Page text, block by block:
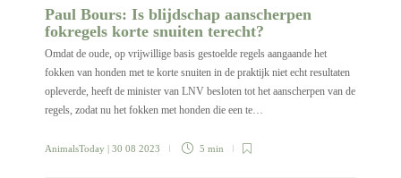
Paul Bours: Is blijdschap aanscherpen
fokregels korte snuiten terecht?
Omdat de oude, op vrijwillige basis gestoelde regels aangaande het
fokken van honden met te korte snuiten in de praktijk niet echt resultaten
opleverde, heeft de minister van LNV besloten tot het aanscherpen van de
regels, zodat nu het fokken met honden die een te…
AnimalsToday | 30 08 2023 5 min